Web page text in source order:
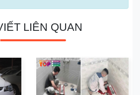
LIÊN QUAN